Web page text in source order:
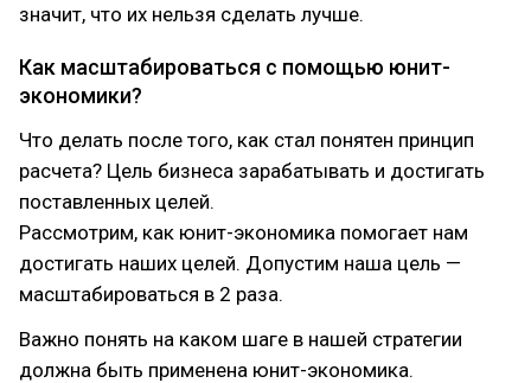
значит, что их нельзя сделать лучше.
Как масштабироваться с помощью юнит-
экономики?
Что делать после того, как стал понятен принцип
расчета? Цель бизнеса зарабатывать и достигать
поставленных целей.
Рассмотрим, как юнит-экономика помогает нам
достигать наших целей. Допустим наша цель —
масштабироваться в 2 раза.
Важно понять на каком шаге в нашей стратегии
должна быть применена юнит-экономика.